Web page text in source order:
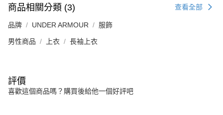
商品相關分類 (3) 查看全部
品牌 UNDER ARMOUR 服飾
男性商品 上衣 長袖上衣
評價
喜歡這個商品嗎？購買後給他一個好評吧